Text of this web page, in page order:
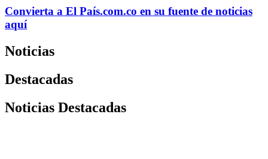
Convierta a El País.com.co en su fuente de noticias
aquí
Noticias
Destacadas
Noticias Destacadas